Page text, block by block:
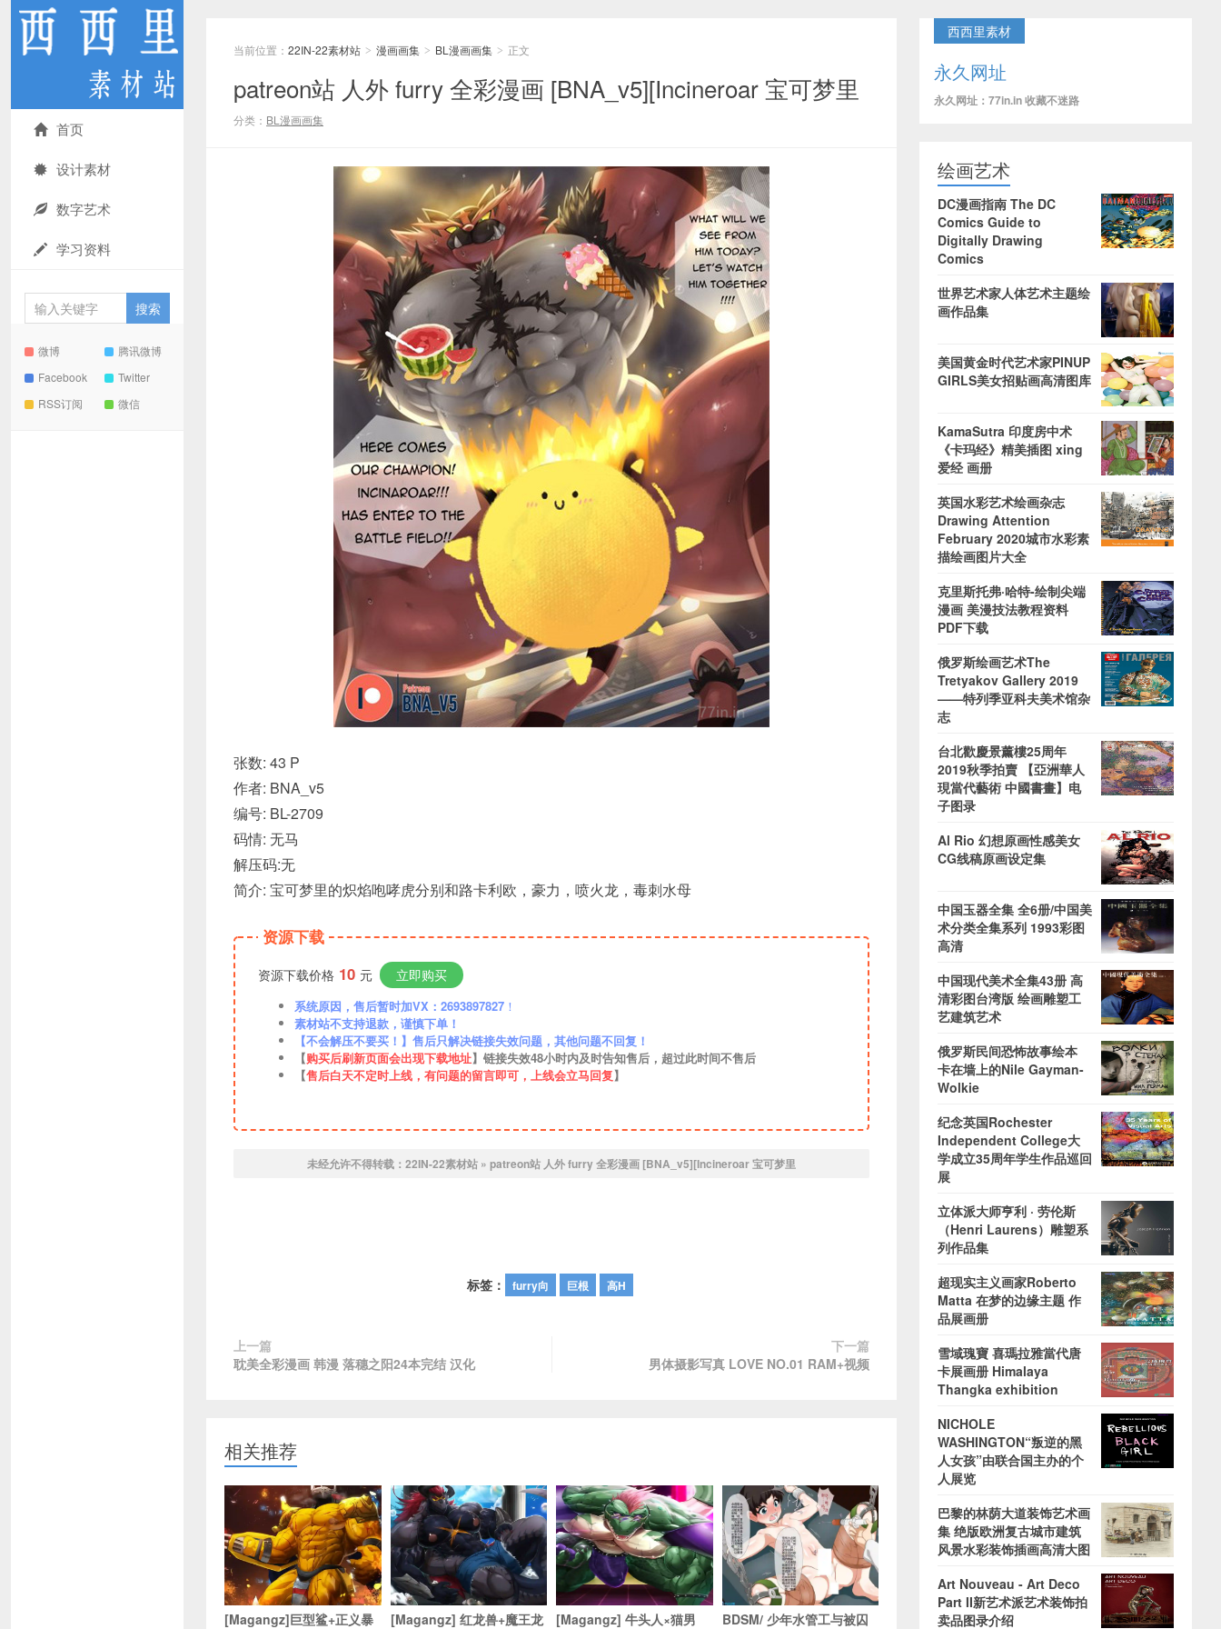
首页
设计素材
数字艺术
学习资料
微博
腾讯微博
Facebook
Twitter
RSS订阅
微信
当前位置： 22IN-22素材站 > 漫画画集 > BL漫画画集 > 正文
patreon站 人外 furry 全彩漫画 [BNA_v5][Incineroar 宝可梦里
分类： BL漫画画集
张数: 43 P
作者: BNA_v5
编号: BL-2709
码情: 无马
解压码:无
简介: 宝可梦里的炽焰咆哮虎分别和路卡利欧，豪力，喷火龙，毒刺水母
资源下载
资源下载价格 10 元 立即购买
系统原因，售后暂时加VX：2693897827 ！
素材站不支持退款，谨慎下单！
【不会解压不要买！】售后只解决链接失效问题，其他问题不回复！
【购买后刷新页面会出现下载地址】链接失效48小时内及时告知售后，超过此时间不售后
【售后白天不定时上线，有问题的留言即可，上线会立马回复】
未经允许不得转载： 22IN-22素材站 » patreon站 人外 furry 全彩漫画 [BNA_v5][Incineroar 宝可梦里
标签： furry向 巨根 高H
上一篇
耽美全彩漫画 韩漫 落穗之阳24本完结 汉化
下一篇
男体摄影写真 LOVE NO.01 RAM+视频
相关推荐
[Magangz]巨型鲨+正义暴
[Magangz] 红龙兽+魔王龙
[Magangz] 牛头人×猫男
BDSM/ 少年水管工与被囚
西西里素材
永久网址
永久网址：77in.in 收藏不迷路
绘画艺术
DC漫画指南 The DC
Comics Guide to
Digitally Drawing
Comics
世界艺术家人体艺术主题绘
画作品集
美国黄金时代艺术家PINUP
GIRLS美女招贴画高清图库
KamaSutra 印度房中术
《卡玛经》精美插图 xing
爱经 画册
英国水彩艺术绘画杂志
Drawing Attention
February 2020城市水彩素
描绘画图片大全
克里斯托弗·哈特-绘制尖端
漫画 美漫技法教程资料
PDF下载
俄罗斯绘画艺术The
Tretyakov Gallery 2019
——特列季亚科夫美术馆杂
志
台北歡慶景薰樓25周年
2019秋季拍賣 【亞洲華人
現當代藝術 中國書畫】电
子图录
Al Rio 幻想原画性感美女
CG线稿原画设定集
中国玉器全集 全6册/中国美
术分类全集系列 1993彩图
高清
中国现代美术全集43册 高
清彩图台湾版 绘画雕塑工
艺建筑艺术
俄罗斯民间恐怖故事绘本
卡在墙上的Nile Gayman-
Wolkie
纪念英国Rochester
Independent College大
学成立35周年学生作品巡回
展
立体派大师亨利 · 劳伦斯
（Henri Laurens）雕塑系
列作品集
超现实主义画家Roberto
Matta 在梦的边缘主题 作
品展画册
雪域瑰寶 喜瑪拉雅當代唐
卡展画册 Himalaya
Thangka exhibition
NICHOLE
WASHINGTON“叛逆的黑
人女孩”由联合国主办的个
人展览
巴黎的林荫大道装饰艺术画
集 绝版欧洲复古城市建筑
风景水彩装饰插画高清大图
Art Nouveau - Art Deco
Part II新艺术派艺术装饰拍
卖品图录介绍